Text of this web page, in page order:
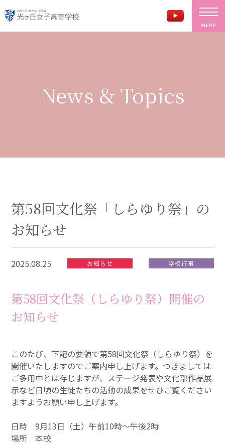
MENU
News & Topics
第58回文化祭「しらゆり祭」の
お知らせ
2025.08.25 お知らせ 学校行事
第58回文化祭（しらゆり祭）開催の
お知らせ
このたび、下記の要領で第58回文化祭（しらゆり祭）を
開催いたしますのでご案内申し上げます。つきましては
ご多用中とは存じますが、ステージ発表や文化部作品展
示など日頃の生徒たちの活動の成果をぜひご覧ください
ますようお願い申し上げます。
日時 9月13日（土）午前10時～午後2時
場所 本校